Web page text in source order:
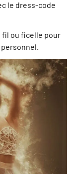
le dress-code
fil ou ficelle pour